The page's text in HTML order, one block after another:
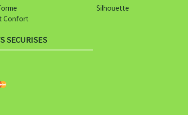
Confort
Silhouette
SECURISES